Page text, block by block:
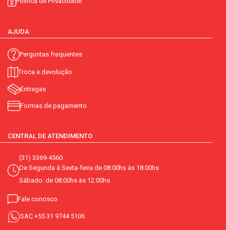
AJUDA
Perguntas frequentes
Troca e devolução
Entregas
Formas de pagamento
CENTRAL DE ATENDIMENTO
(31) 3369-4560
De Segunda á Sexta-feira de 08:00hs às 18:00hs
Sábado: de 08:00hs às 12:00hs
Fale conosco
SAC +55 31 9744 5106